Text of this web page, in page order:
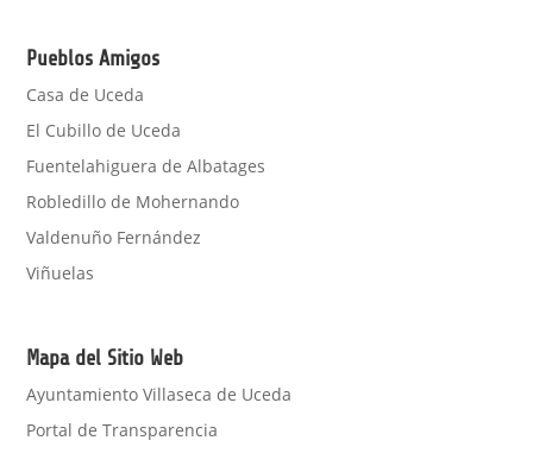
Pueblos Amigos
Casa de Uceda
El Cubillo de Uceda
Fuentelahiguera de Albatages
Robledillo de Mohernando
Valdenuño Fernández
Viñuelas
Mapa del Sitio Web
Ayuntamiento Villaseca de Uceda
Portal de Transparencia